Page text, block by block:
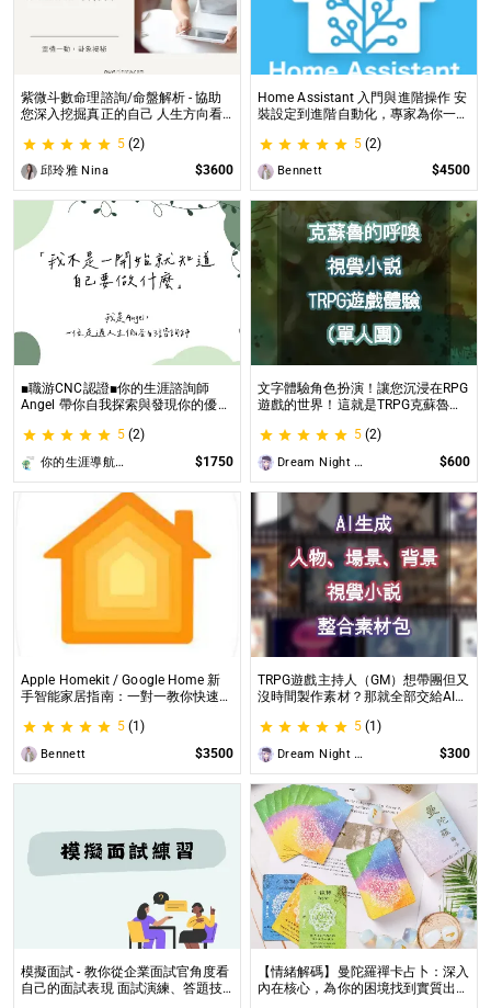
紫微斗數命理諮詢/命盤解析 - 協助
您深入挖掘真正的自己 人生方向看
璀璨一生
5 (2)
邱玲雅 Nina $3600
Home Assistant 入門與進階操作 安
裝設定到進階自動化，專家為你一對
5 (2)
Bennett $4500
■職游CNC認證■你的生涯諮詢師
Angel 帶你自我探索與發現你的優勢
生涯諮詢師 Angel 為你服務😊
5 (2)
你的生涯導航諮詢師Angel $1750
文字體驗角色扮演！讓您沉浸在RPG
遊戲的世界！這就是TRPG克蘇魯的
驗桌上型角色扮演遊戲（TRPG）的
玩家所開設的體驗項目。
5 (2)
Dream Night Butterfly $600
Apple Homekit / Google Home 新
手智能家居指南：一對一教你快速入
在線解答，輕鬆打造理想的智慧生活
5 (1)
Bennett $3500
TRPG遊戲主持人（GM）想帶團但又
沒時間製作素材？那就全部交給AI來
TRPG主持人（GM）們所開設的項
目，主要是為了讓主持人能少準備一
些東西。
5 (1)
Dream Night Butterfly $300
模擬面試 - 教你從企業面試官角度看
自己的面試表現 面試演練、答題技
【情緒解碼】曼陀羅禪卡占卜：深入
內在核心，為你的困境找到實質出口